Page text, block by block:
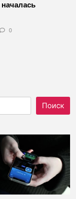
0
Поиск